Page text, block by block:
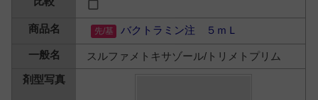
バクトラミン注 ５ｍＬ
スルファメトキサゾール/トリメトプリム